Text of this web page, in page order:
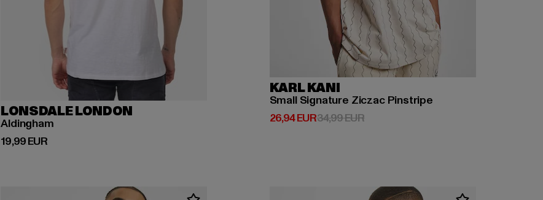
LONSDALE LONDON
Aldingham
19,99 EUR
Ajankohtainen hinta: 19,99 EUR
KARL KANI
Small Signature Ziczac Pinstripe
26,94 EUR
Ajankohtainen hinta: 26,94 EUR
34,99 EURKampanjahinta: 34,99 EUR